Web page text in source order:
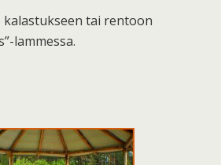
kalastukseen tai rentoon
lammessa.